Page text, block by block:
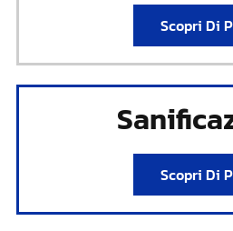
Scopri Di
Scopri Di